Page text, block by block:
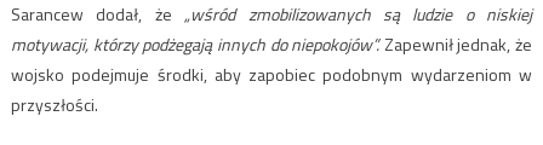
Sarancew dodał, że„wśród zmobilizowanych są ludzie o niskiej
motywacji, którzy podżegają innych do niepokojów”.Zapewnił jednak, że
wojsko podejmuje środki, aby zapobiec podobnym wydarzeniom w
przyszłości.